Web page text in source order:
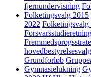
fjernundervisning
Folketingsvalg 2015
2022 Folketingsvalg
hovedbestyrelsesvalg
Grundforløb
Gymnasielukning